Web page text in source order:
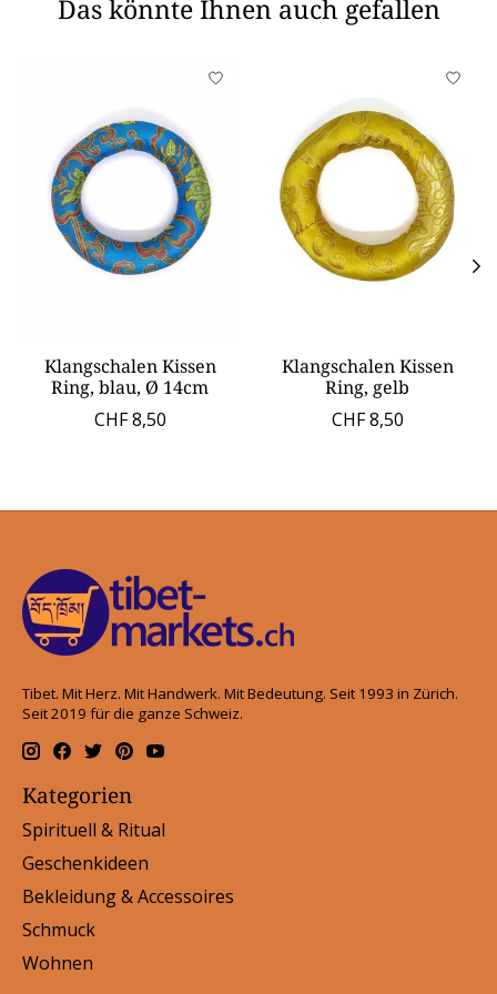
Das könnte Ihnen auch gefallen
Produkt-Karussell-Artikel
Klangschalen Kissen
Ring, blau, Ø 14cm
CHF 8,50
Klangschalen Kissen
Ring, gelb
CHF 8,50
Tibet. Mit Herz. Mit Handwerk. Mit Bedeutung. Seit 1993 in Zürich.
Seit 2019 für die ganze Schweiz.
Kategorien
Spirituell & Ritual
Geschenkideen
Bekleidung & Accessoires
Schmuck
Wohnen